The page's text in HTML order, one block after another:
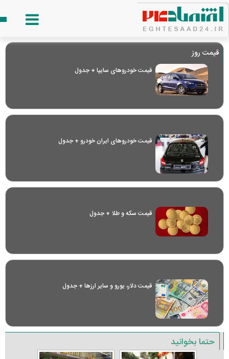
قیمت روز
قیمت خودرو‌های سایپا + جدول
قیمت خودرو‌های ایران خودرو + جدول
قیمت سکه و طلا + جدول
قیمت دلار، یورو و سایر ارز‌ها + جدول
حتما بخوانید